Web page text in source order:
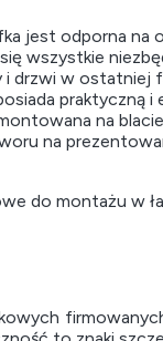
jest odporna na
wszystkie
w ostatniej
praktyczną
na
na
do montażu w